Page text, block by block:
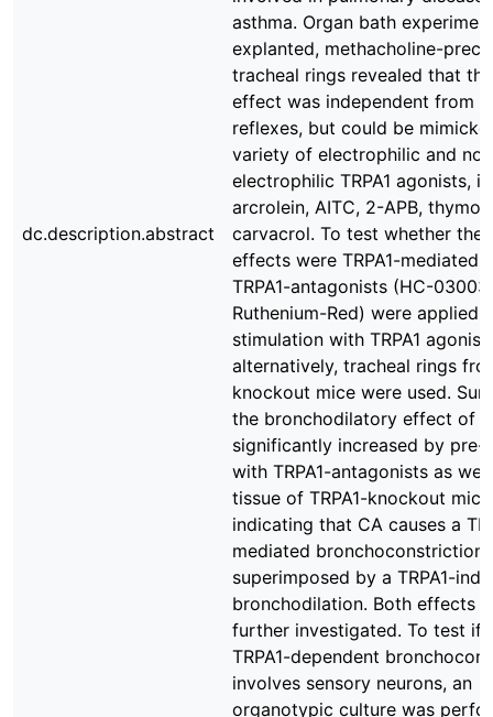
dc.description.abstract
asthma. Organ bath
explanted, methacholine-
tracheal rings revealed that
effect was independent from
reflexes, but could be
variety of electrophilic and
electrophilic TRPA1 agonists,
arcrolein, AITC, 2-APB, thymol
carvacrol. To test whether the
effects were TRPA1-mediated,
TRPA1-antagonists (HC-
Ruthenium-Red) were applied
stimulation with TRPA1
alternatively, tracheal rings
knockout mice were used.
the bronchodilatory effect of
significantly increased by pre-
with TRPA1-antagonists as
tissue of TRPA1-knockout
indicating that CA causes a
mediated bronchoconstriction
superimposed by a TRPA1-
bronchodilation. Both effects
further investigated. To test if
TRPA1-dependent
involves sensory neurons, an
organotypic culture was